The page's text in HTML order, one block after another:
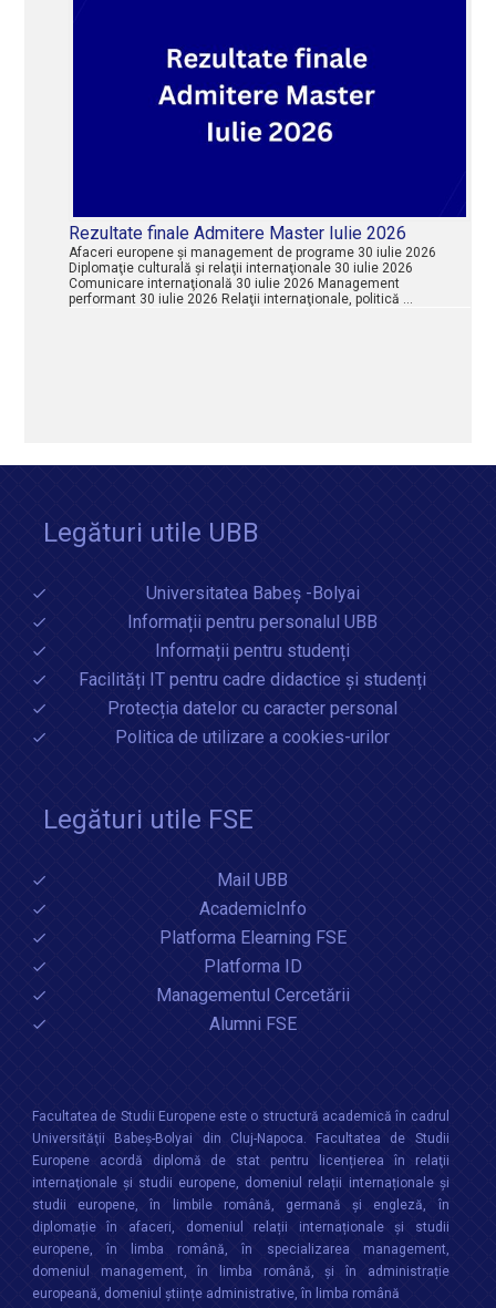
Rezultate finale Admitere Master Iulie 2026
Afaceri europene şi management de programe 30 iulie 2026
Diplomaţie culturală şi relaţii internaţionale 30 iulie 2026
Comunicare internaţională 30 iulie 2026 Management
performant 30 iulie 2026 Relaţii internaţionale, politică …
Legături utile UBB
Universitatea Babeș -Bolyai
Informații pentru personalul UBB
Informații pentru studenți
Facilități IT pentru cadre didactice și studenți
Protecția datelor cu caracter personal
Politica de utilizare a cookies-urilor
Legături utile FSE
Mail UBB
AcademicInfo
Platforma Elearning FSE
Platforma ID
Managementul Cercetării
Alumni FSE
Facultatea de Studii Europene este o structură academică în cadrul
Universităţii Babeș-Bolyai din Cluj-Napoca. Facultatea de Studii
Europene acordă diplomă de stat pentru licențierea în relaţii
internaţionale şi studii europene, domeniul relații internaționale şi
studii europene, în limbile română, germană și engleză, în
diplomație în afaceri, domeniul relații internaționale și studii
europene, în limba română, în specializarea management,
domeniul management, în limba română, și în administrație
europeană, domeniul științe administrative, în limba română